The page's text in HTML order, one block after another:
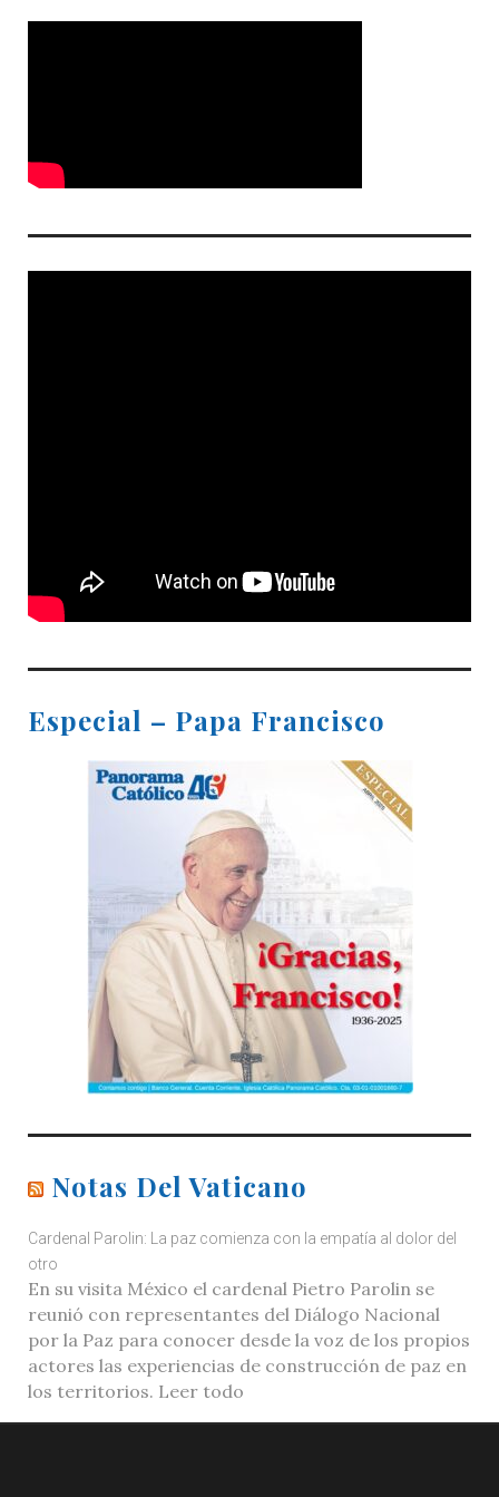
Especial – Papa Francisco
Notas Del Vaticano
Cardenal Parolin: La paz comienza con la empatía al dolor del
otro
En su visita México el cardenal Pietro Parolin se
reunió con representantes del Diálogo Nacional
por la Paz para conocer desde la voz de los propios
actores las experiencias de construcción de paz en
los territorios. Leer todo